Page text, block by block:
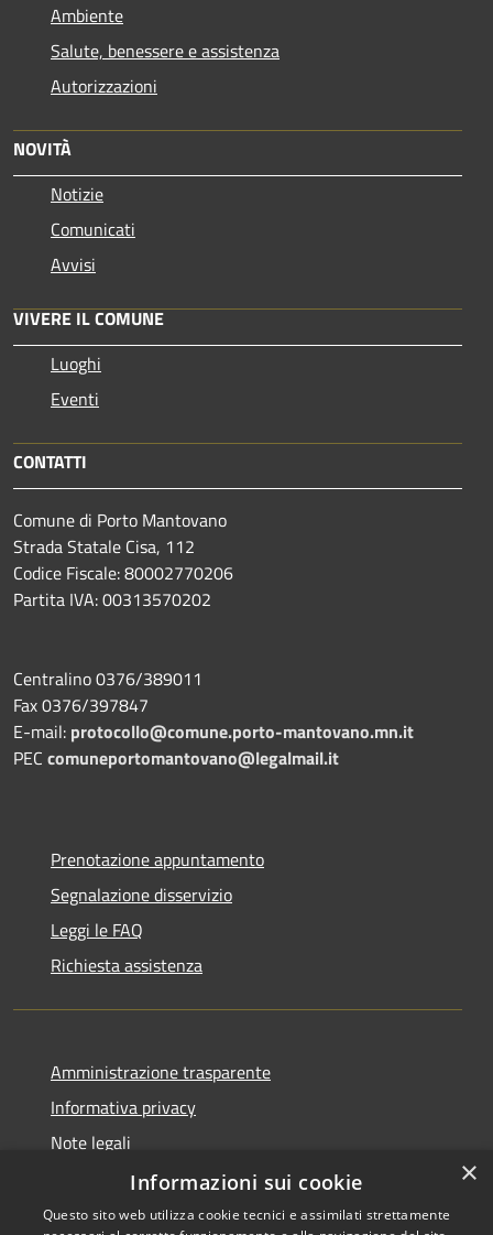
Ambiente
Salute, benessere e assistenza
Autorizzazioni
NOVITÀ
Notizie
Comunicati
Avvisi
VIVERE IL COMUNE
Luoghi
Eventi
CONTATTI
Comune di Porto Mantovano
Strada Statale Cisa, 112
Codice Fiscale: 80002770206
Partita IVA: 00313570202
Centralino 0376/389011
Fax 0376/397847
E-mail: protocollo@comune.porto-mantovano.mn.it
PEC comuneportomantovano@legalmail.it
Prenotazione appuntamento
Segnalazione disservizio
Leggi le FAQ
Richiesta assistenza
Amministrazione trasparente
Informativa privacy
Note legali
Dichiarazione di accessibilità
×
Informazioni sui cookie
Questo sito web utilizza cookie tecnici e assimilati strettamente